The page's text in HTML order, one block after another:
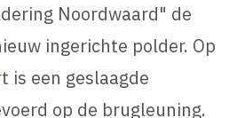
Noordwaard" de
ingerichte polder. Op
is een geslaagde
op de brugleuning.